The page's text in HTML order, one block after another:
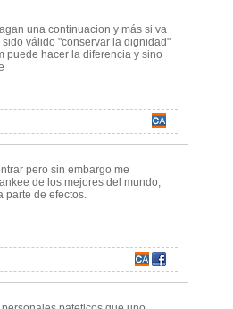
una continuacion y más si va
válido "conservar la dignidad"
puede hacer la diferencia y sino
pero sin embargo me
de los mejores del mundo,
parte de efectos.